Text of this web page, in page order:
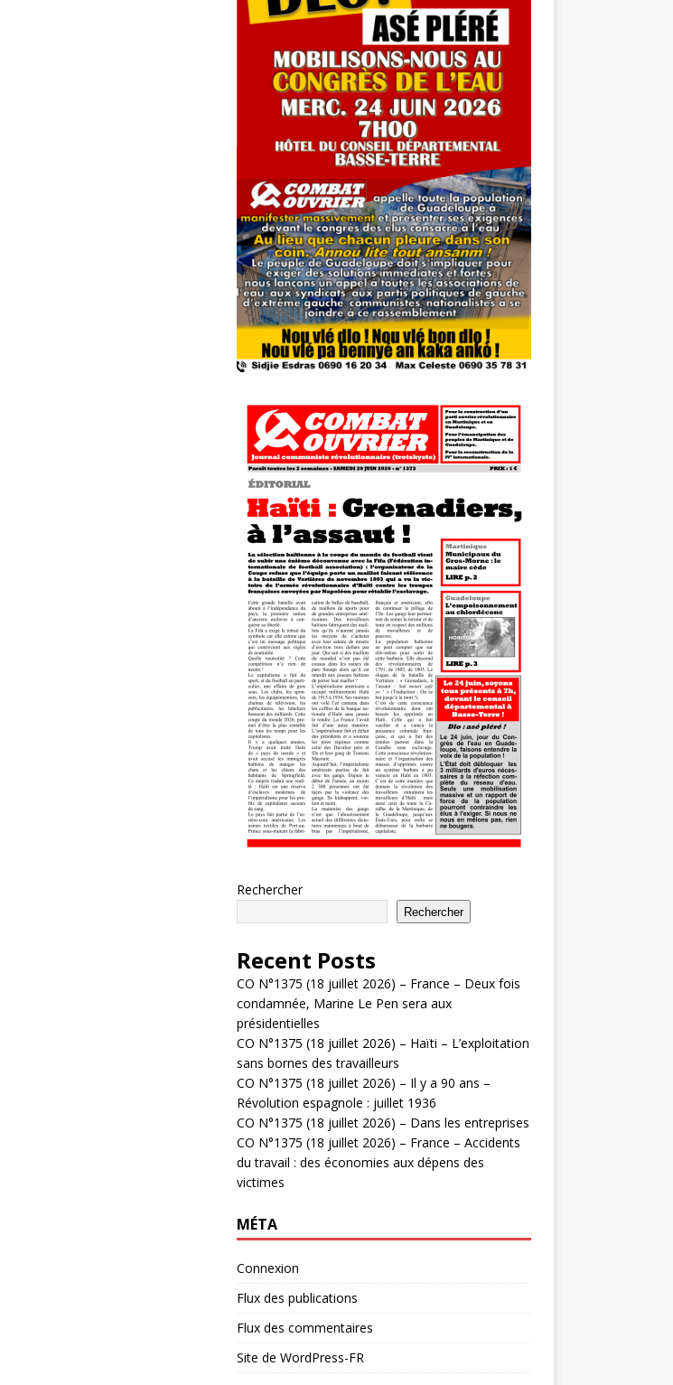
Rechercher
Rechercher
Recent Posts
CO N°1375 (18 juillet 2026) – France – Deux fois
condamnée, Marine Le Pen sera aux
présidentielles
CO N°1375 (18 juillet 2026) – Haïti – L’exploitation
sans bornes des travailleurs
CO N°1375 (18 juillet 2026) – Il y a 90 ans –
Révolution espagnole : juillet 1936
CO N°1375 (18 juillet 2026) – Dans les entreprises
CO N°1375 (18 juillet 2026) – France – Accidents
du travail : des économies aux dépens des
victimes
MÉTA
Connexion
Flux des publications
Flux des commentaires
Site de WordPress-FR